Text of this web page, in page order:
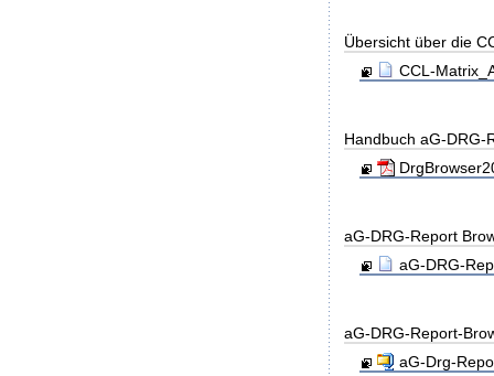
Übersicht über die
CCL-
Handbuch aG-DRG-
aG-DRG-Report
aG-DRG-
aG-DRG-Report-
aG-Drg-